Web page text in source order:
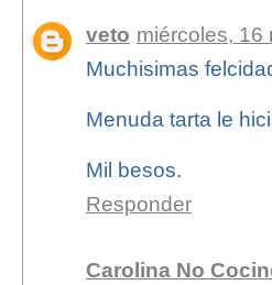
veto miércoles, 16
Muchisimas
Menuda tarta le
Mil besos.
Responder
Carolina No